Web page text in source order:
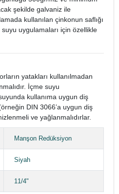
şekilde galvaniz ile
kullanılan çinkonun saflığı
uygulamaları için özellikle
yatakları kullanılmadan
İçme suyu
kullanıma uygun diş
DIN 3066’a uygun diş
ve yağlanmalıdırlar.
Manşon Redüksiyon
Siyah
11/4"